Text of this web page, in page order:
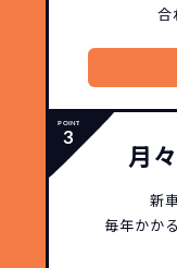
合
月
新
毎年かか